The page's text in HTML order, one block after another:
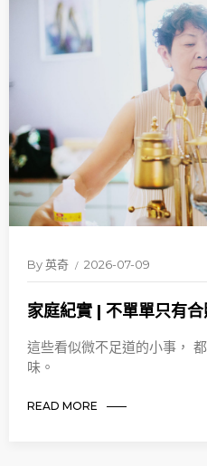
By英奇 2026-07-09
家庭紀實 | 不單單只有
這些看似微不足道的小事，
味。
READ MORE